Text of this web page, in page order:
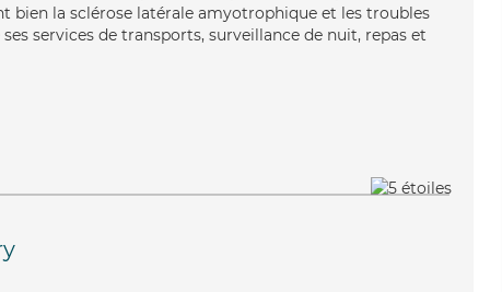
bien la sclérose latérale amyotrophique et les troubles
services de transports, surveillance de nuit, repas et